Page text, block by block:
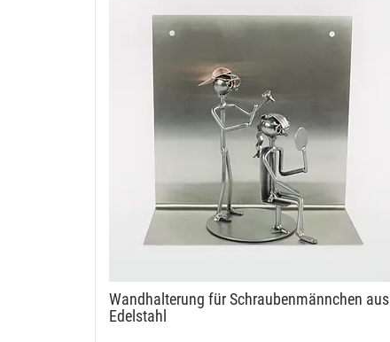
Wandhalterung für Schraubenmännchen aus
Edelstahl